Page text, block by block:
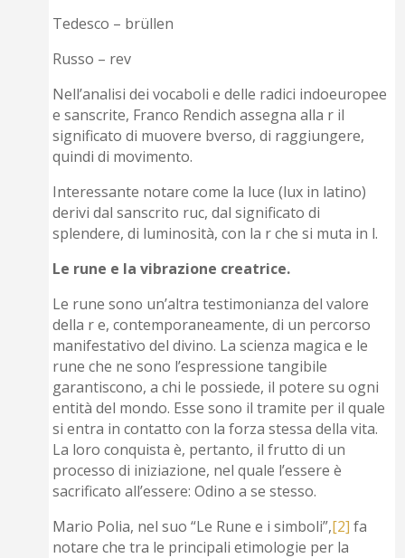
Tedesco – brüllen
Russo – rev
Nell’analisi dei vocaboli e delle radici indoeuropee
e sanscrite, Franco Rendich assegna alla r il
significato di muovere bverso, di raggiungere,
quindi di movimento.
Interessante notare come la luce (lux in latino)
derivi dal sanscrito ruc, dal significato di
splendere, di luminosità, con la r che si muta in l.
Le rune e la vibrazione creatrice.
Le rune sono un’altra testimonianza del valore
della r e, contemporaneamente, di un percorso
manifestativo del divino. La scienza magica e le
rune che ne sono l’espressione tangibile
garantiscono, a chi le possiede, il potere su ogni
entità del mondo. Esse sono il tramite per il quale
si entra in contatto con la forza stessa della vita.
La loro conquista è, pertanto, il frutto di un
processo di iniziazione, nel quale l’essere è
sacrificato all’essere: Odino a se stesso.
Mario Polia, nel suo “Le Rune e i simboli”,[2] fa
notare che tra le principali etimologie per la